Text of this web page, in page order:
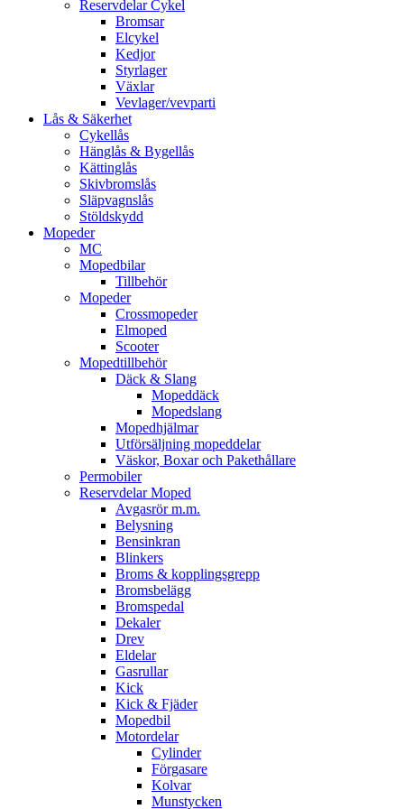
Reservdelar Cykel
Bromsar
Elcykel
Kedjor
Styrlager
Växlar
Vevlager/vevparti
Lås & Säkerhet
Cykellås
Hänglås & Bygellås
Kättinglås
Skivbromslås
Släpvagnslås
Stöldskydd
Mopeder
MC
Mopedbilar
Tillbehör
Mopeder
Crossmopeder
Elmoped
Scooter
Mopedtillbehör
Däck & Slang
Mopeddäck
Mopedslang
Mopedhjälmar
Utförsäljning mopeddelar
Väskor, Boxar och Pakethållare
Permobiler
Reservdelar Moped
Avgasrör m.m.
Belysning
Bensinkran
Blinkers
Broms & kopplingsgrepp
Bromsbelägg
Bromspedal
Dekaler
Drev
Eldelar
Gasrullar
Kick
Kick & Fjäder
Mopedbil
Motordelar
Cylinder
Förgasare
Kolvar
Munstycken